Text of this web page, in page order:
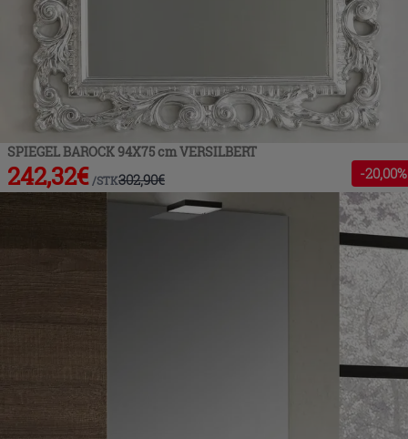
SPIEGEL BAROCK 94X75 cm VERSILBERT
242,32€ /STK302,90€ -20,00%